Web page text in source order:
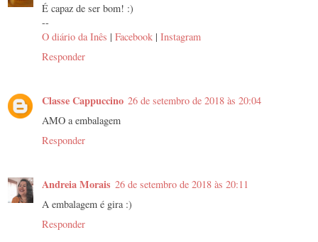
É capaz de ser bom! :)
--
O diário da Inês | Facebook | Instagram
Responder
Classe Cappuccino 26 de setembro de 2018 às 20:04
AMO a embalagem
Responder
Andreia Morais 26 de setembro de 2018 às 20:11
A embalagem é gira :)
Responder